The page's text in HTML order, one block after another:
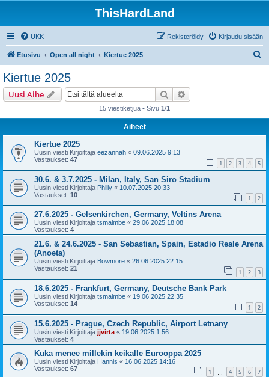
ThisHardLand
UKK Kirjaudu sisään
Rekisteröidy
Etusivu Open all night Kiertue 2025
Kiertue 2025
Uusi Aihe Etsi
15 viestiketjua • Sivu 1/1
Aiheet
Kiertue 2025
Uusin viesti Kirjoittaja eezannah « 09.06.2025 9:13
Vastaukset: 47 1 2 3 4 5
30.6. & 3.7.2025 - Milan, Italy, San Siro Stadium
Uusin viesti Kirjoittaja Philly « 10.07.2025 20:33
Vastaukset: 10 1 2
27.6.2025 - Gelsenkirchen, Germany, Veltins Arena
Uusin viesti Kirjoittaja tsmalmbe « 29.06.2025 18:08
Vastaukset: 4
21.6. & 24.6.2025 - San Sebastian, Spain, Estadio Reale Arena
(Anoeta)
Uusin viesti Kirjoittaja Bowmore « 26.06.2025 22:15
Vastaukset: 21 1 2 3
18.6.2025 - Frankfurt, Germany, Deutsche Bank Park
Uusin viesti Kirjoittaja tsmalmbe « 19.06.2025 22:35
Vastaukset: 14 1 2
15.6.2025 - Prague, Czech Republic, Airport Letnany
Uusin viesti Kirjoittaja jjvirta « 19.06.2025 1:56
Vastaukset: 4
Kuka menee millekin keikalle Eurooppa 2025
Uusin viesti Kirjoittaja Hannis « 16.06.2025 14:16
Vastaukset: 67 1 4 5 6 7